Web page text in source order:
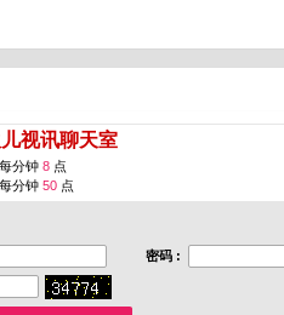
视讯聊天室
分钟 8 点
分钟 50 点
密码 :